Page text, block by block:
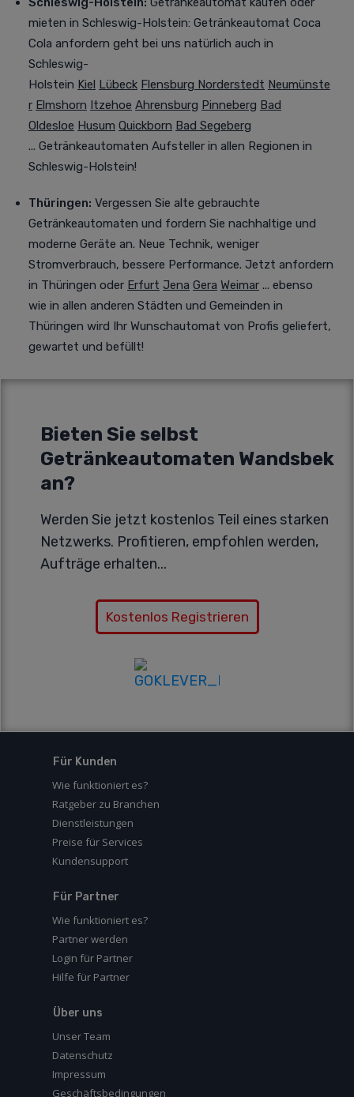
mieten in Schleswig-Holstein: Getränkeautomat Coca
Cola anfordern geht bei uns natürlich auch in
Schleswig-
Holstein Kiel Lübeck Flensburg Norderstedt Neumünste
r Elmshorn Itzehoe Ahrensburg Pinneberg Bad
Oldesloe Husum Quickborn Bad Segeberg
... Getränkeautomaten Aufsteller in allen Regionen in
Schleswig-Holstein!
Thüringen: Vergessen Sie alte gebrauchte
Getränkeautomaten und fordern Sie nachhaltige und
moderne Geräte an. Neue Technik, weniger
Stromverbrauch, bessere Performance. Jetzt anfordern
in Thüringen oder Erfurt Jena Gera Weimar ... ebenso
wie in allen anderen Städten und Gemeinden in
Thüringen wird Ihr Wunschautomat von Profis geliefert,
gewartet und befüllt!
Bieten Sie selbst
Getränkeautomaten Wandsbek
an?
Werden Sie jetzt kostenlos Teil eines starken
Netzwerks. Profitieren, empfohlen werden,
Aufträge erhalten...
Kostenlos Registrieren
Für Kunden
Wie funktioniert es?
Ratgeber zu Branchen
Dienstleistungen
Preise für Services
Kundensupport
Für Partner
Wie funktioniert es?
Partner werden
Login für Partner
Hilfe für Partner
Über uns
Unser Team
Datenschutz
Impressum
Geschäftsbedingungen